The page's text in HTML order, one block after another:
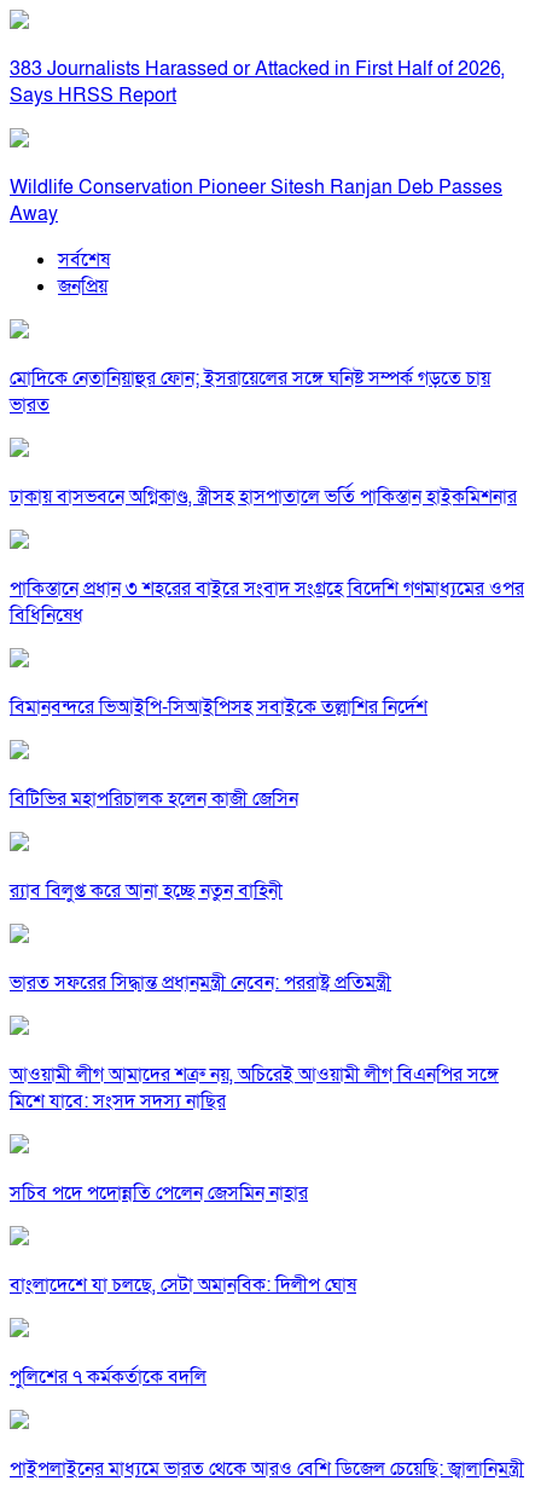
383 Journalists Harassed or Attacked in First Half of 2026,
Says HRSS Report
Wildlife Conservation Pioneer Sitesh Ranjan Deb Passes
Away
সর্বশেষ
জনপ্রিয়
মোদিকে নেতানিয়াহুর ফোন; ইসরায়েলের সঙ্গে ঘনিষ্ট সম্পর্ক গড়তে চায়
ভারত
ঢাকায় বাসভবনে অগ্নিকাণ্ড, স্ত্রীসহ হাসপাতালে ভর্তি পাকিস্তান হাইকমিশনার
পাকিস্তানে প্রধান ৩ শহরের বাইরে সংবাদ সংগ্রহে বিদেশি গণমাধ্যমের ওপর
বিধিনিষেধ
বিমানবন্দরে ভিআইপি-সিআইপিসহ সবাইকে তল্লাশির নির্দেশ
বিটিভির মহাপরিচালক হলেন কাজী জেসিন
র‍্যাব বিলুপ্ত করে আনা হচ্ছে নতুন বাহিনী
ভারত সফরের সিদ্ধান্ত প্রধানমন্ত্রী নেবেন: পররাষ্ট্র প্রতিমন্ত্রী
আওয়ামী লীগ আমাদের শত্রু নয়, অচিরেই আওয়ামী লীগ বিএনপির সঙ্গে
মিশে যাবে: সংসদ সদস্য নাছির
সচিব পদে পদোন্নতি পেলেন জেসমিন নাহার
বাংলাদেশে যা চলছে, সেটা অমানবিক: দিলীপ ঘোষ
পুলিশের ৭ কর্মকর্তাকে বদলি
পাইপলাইনের মাধ্যমে ভারত থেকে আরও বেশি ডিজেল চেয়েছি: জ্বালানিমন্ত্রী